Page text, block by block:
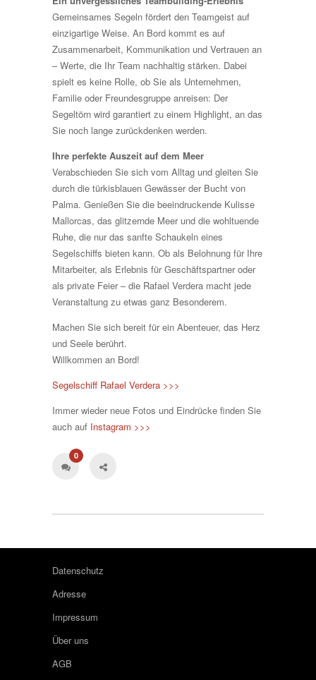
Gemeinsames Segeln fördert den Teamgeist auf
einzigartige Weise. An Bord kommt es auf
Zusammenarbeit, Kommunikation und Vertrauen an
– Werte, die Ihr Team nachhaltig stärken. Dabei
spielt es keine Rolle, ob Sie als Unternehmen,
Familie oder Freundesgruppe anreisen: Der
Segeltörn wird garantiert zu einem Highlight, an das
Sie noch lange zurückdenken werden.
Ihre perfekte Auszeit auf dem Meer
Verabschieden Sie sich vom Alltag und gleiten Sie
durch die türkisblauen Gewässer der Bucht von
Palma. Genießen Sie die beeindruckende Kulisse
Mallorcas, das glitzernde Meer und die wohltuende
Ruhe, die nur das sanfte Schaukeln eines
Segelschiffs bieten kann. Ob als Belohnung für Ihre
Mitarbeiter, als Erlebnis für Geschäftspartner oder
als private Feier – die Rafael Verdera macht jede
Veranstaltung zu etwas ganz Besonderem.
Machen Sie sich bereit für ein Abenteuer, das Herz
und Seele berührt.
Willkommen an Bord!
Segelschiff Rafael Verdera >>>
Immer wieder neue Fotos und Eindrücke finden Sie
auch auf Instagram >>>
0
Datenschutz
Adresse
Impressum
Über uns
AGB